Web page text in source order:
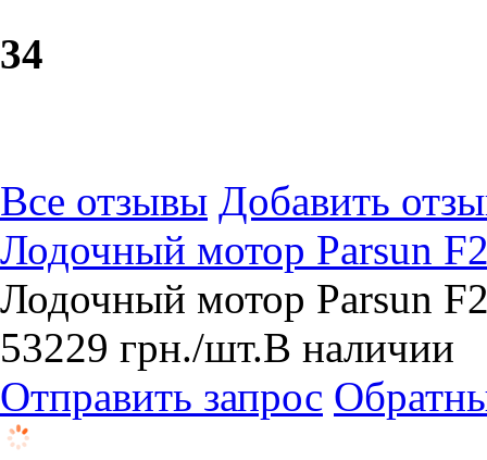
34
Все отзывы Добавить
Лодочный мотор Parsun
Лодочный мотор Parsun
53229 грн./шт.В наличии
Отправить запрос